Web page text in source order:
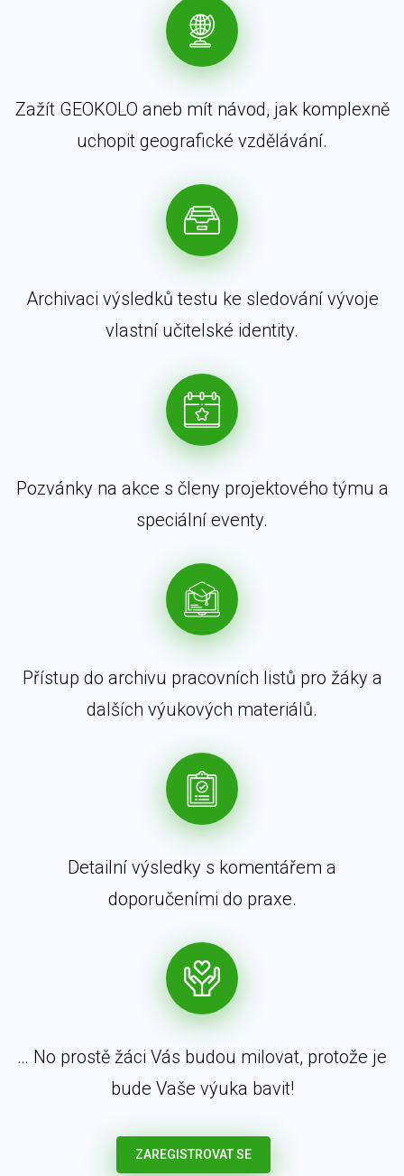
Zažít GEOKOLO aneb mít návod, jak komplexně
uchopit geografické vzdělávání.
Archivaci výsledků testu ke sledování vývoje
vlastní učitelské identity.
Pozvánky na akce s členy projektového týmu a
speciální eventy.
Přístup do archivu pracovních listů pro žáky a
dalších výukových materiálů.
Detailní výsledky s komentářem a
doporučeními do praxe.
… No prostě žáci Vás budou milovat, protože je
bude Vaše výuka bavit!
ZAREGISTROVAT SE